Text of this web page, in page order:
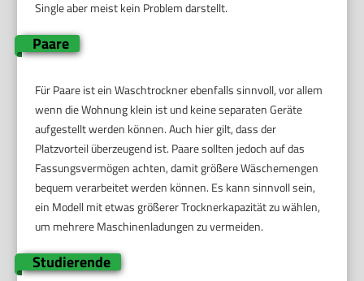
Single aber meist kein Problem darstellt.
Paare
Für Paare ist ein Waschtrockner ebenfalls sinnvoll, vor allem
wenn die Wohnung klein ist und keine separaten Geräte
aufgestellt werden können. Auch hier gilt, dass der
Platzvorteil überzeugend ist. Paare sollten jedoch auf das
Fassungsvermögen achten, damit größere Wäschemengen
bequem verarbeitet werden können. Es kann sinnvoll sein,
ein Modell mit etwas größerer Trocknerkapazität zu wählen,
um mehrere Maschinenladungen zu vermeiden.
Studierende